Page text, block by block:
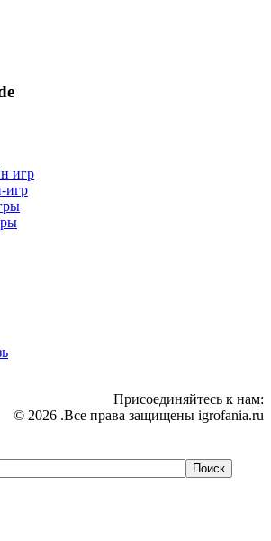
игр
игр
Присоединяйтесь к нам:
© 2026 .Все права защищены igrofania.ru